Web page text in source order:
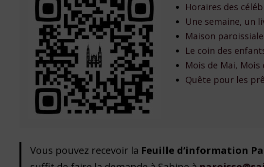
Horaires des
Une semaine, un
Maison paroissiale
Le coin des
Mois de Mai, Mois
Quête pour les
Vous pouvez recevoir la Feuille d’information